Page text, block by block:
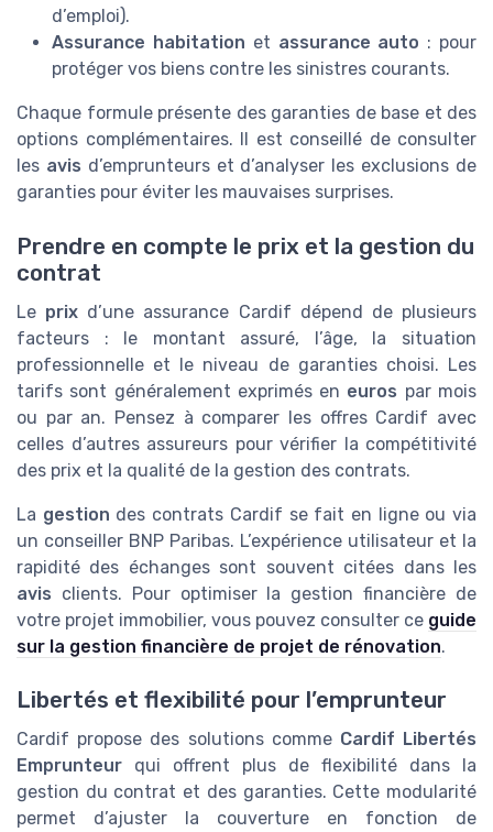
d’emploi).
Assurance habitation et assurance auto : pour
protéger vos biens contre les sinistres courants.
Chaque formule présente des garanties de base et des
options complémentaires. Il est conseillé de consulter
les avis d’emprunteurs et d’analyser les exclusions de
garanties pour éviter les mauvaises surprises.
Prendre en compte le prix et la gestion du
contrat
Le prix d’une assurance Cardif dépend de plusieurs
facteurs : le montant assuré, l’âge, la situation
professionnelle et le niveau de garanties choisi. Les
tarifs sont généralement exprimés en euros par mois
ou par an. Pensez à comparer les offres Cardif avec
celles d’autres assureurs pour vérifier la compétitivité
des prix et la qualité de la gestion des contrats.
La gestion des contrats Cardif se fait en ligne ou via
un conseiller BNP Paribas. L’expérience utilisateur et la
rapidité des échanges sont souvent citées dans les
avis clients. Pour optimiser la gestion financière de
votre projet immobilier, vous pouvez consulter ce guide
sur la gestion financière de projet de rénovation.
Libertés et flexibilité pour l’emprunteur
Cardif propose des solutions comme Cardif Libertés
Emprunteur qui offrent plus de flexibilité dans la
gestion du contrat et des garanties. Cette modularité
permet d’ajuster la couverture en fonction de